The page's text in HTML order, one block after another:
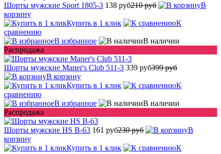
Шорты мужские Sport 1805-3 138 руб210 руб
В
корзину
Купить в 1 клик
К
сравнению
В избранное
В наличии
Распродажа
Шорты мужские Maner's Club 511-3 339 руб399 руб
В корзину
Купить в 1 клик
К
сравнению
В избранное
В наличии
Распродажа
Шорты мужские HS B-63 161 руб230 руб
В
корзину
Купить в 1 клик
К